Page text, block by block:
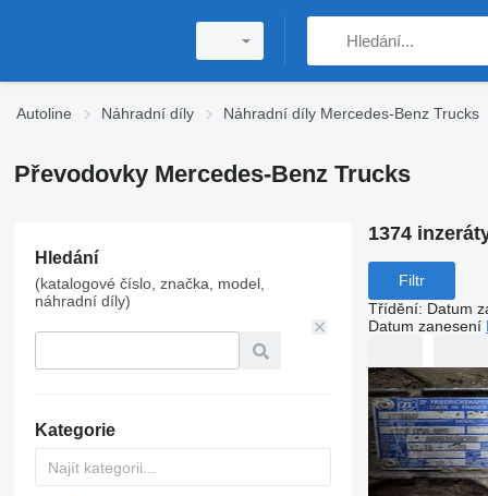
Autoline Náhradní díly Náhradní díly Mercedes-Benz Trucks
Převodovky Mercedes-Benz Trucks
Hledání
(katalogové číslo, značka, model,
náhradní díly)
Kategorie
1374
Filtr
Třídění: Datum
Datum zanesení